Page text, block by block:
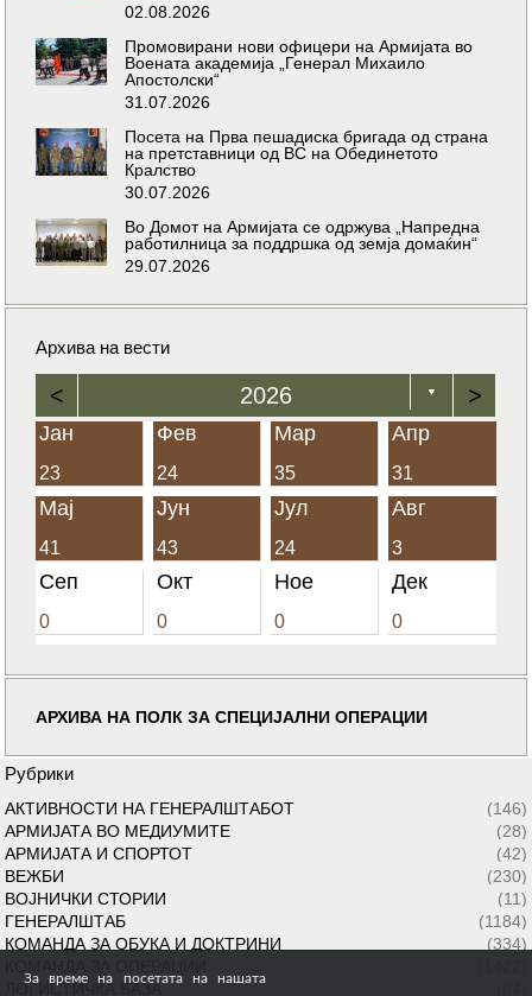
02.08.2026
Промовирани нови офицери на Армијата во
Воената академија „Генерал Михаило
Апостолски“
31.07.2026
Посета на Прва пешадиска бригада од страна
на претставници од ВС на Обединетото
Кралство
30.07.2026
Во Домот на Армијата се одржува „Напредна
работилница за поддршка од земја домаќин“
29.07.2026
Архива на вести
< 2026 ▼ >
Јан
23
Фев
24
Мар
35
Апр
31
Мај
41
Јун
43
Јул
24
Авг
3
Сеп
0
Окт
0
Ное
0
Дек
0
АРХИВА НА ПОЛК ЗА СПЕЦИЈАЛНИ ОПЕРАЦИИ
Рубрики
АКТИВНОСТИ НА ГЕНЕРАЛШТАБОТ
(146)
АРМИЈАТА ВО МЕДИУМИТЕ
(28)
АРМИЈАТА И СПОРТОТ
(42)
ВЕЖБИ
(230)
ВОЈНИЧКИ СТОРИИ
(11)
ГЕНЕРАЛШТАБ
(1184)
КОМАНДА ЗА ОБУКА И ДОКТРИНИ
(334)
ЛОГИСТИЧКА БАЗА
За време на посетата на нашата